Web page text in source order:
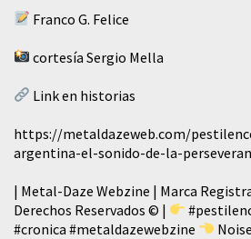
Franco G. Felice
cortesía Sergio Mella
Link en historias
https://metaldazeweb.com/
argentina-el-sonido-de-la-
| Metal-Daze Webzine | Marca
Derechos Reservados © |
#cronica #metaldazewebzine